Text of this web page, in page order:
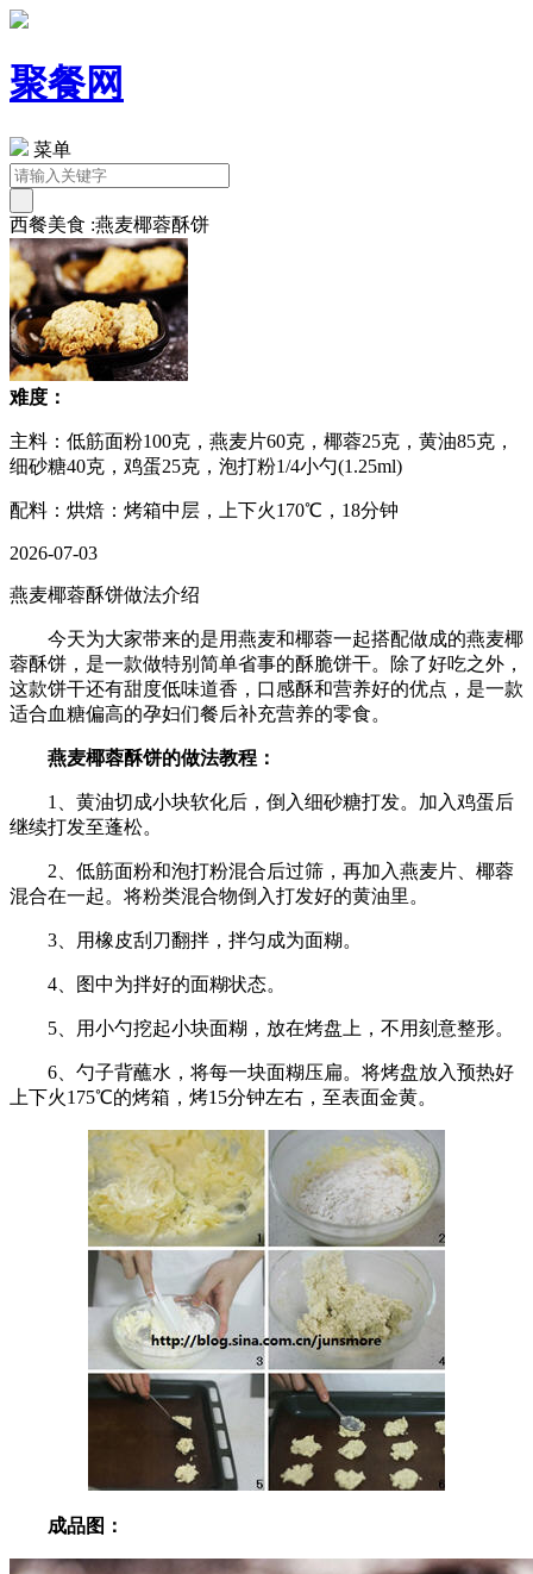
聚餐网
菜单
西餐美食 :燕麦椰蓉酥饼
难度：
主料：低筋面粉100克，燕麦片60克，椰蓉25克，黄油85克，
细砂糖40克，鸡蛋25克，泡打粉1/4小勺(1.25ml)
配料：烘焙：烤箱中层，上下火170℃，18分钟
2026-07-03
燕麦椰蓉酥饼做法介绍
今天为大家带来的是用燕麦和椰蓉一起搭配做成的燕麦椰
蓉酥饼，是一款做特别简单省事的酥脆饼干。除了好吃之外，
这款饼干还有甜度低味道香，口感酥和营养好的优点，是一款
适合血糖偏高的孕妇们餐后补充营养的零食。
燕麦椰蓉酥饼的做法教程：
1、黄油切成小块软化后，倒入细砂糖打发。加入鸡蛋后
继续打发至蓬松。
2、低筋面粉和泡打粉混合后过筛，再加入燕麦片、椰蓉
混合在一起。将粉类混合物倒入打发好的黄油里。
3、用橡皮刮刀翻拌，拌匀成为面糊。
4、图中为拌好的面糊状态。
5、用小勺挖起小块面糊，放在烤盘上，不用刻意整形。
6、勺子背蘸水，将每一块面糊压扁。将烤盘放入预热好
上下火175℃的烤箱，烤15分钟左右，至表面金黄。
成品图：